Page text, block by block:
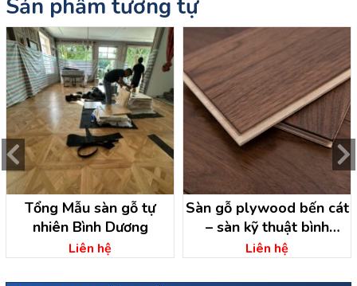
Sản phẩm tương tự
Tổng Mẫu sàn gỗ tự
nhiên Bình Dương
Liên hệ
Sàn gỗ plywood bến cát
– sàn kỹ thuật bình
dương
Liên hệ